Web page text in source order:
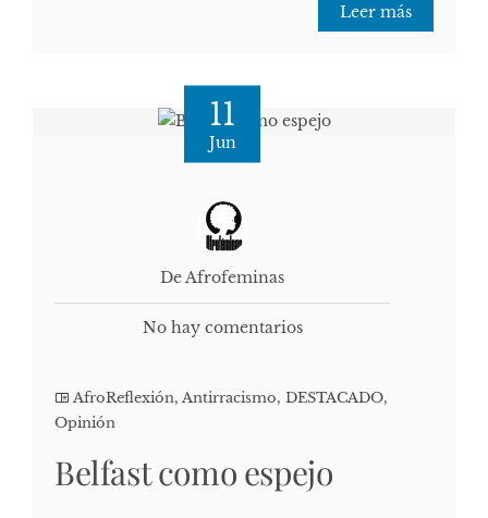
Leer más
11
Jun
De Afrofeminas
No hay comentarios
AfroReflexión, Antirracismo, DESTACADO,
Opinión
Belfast como espejo